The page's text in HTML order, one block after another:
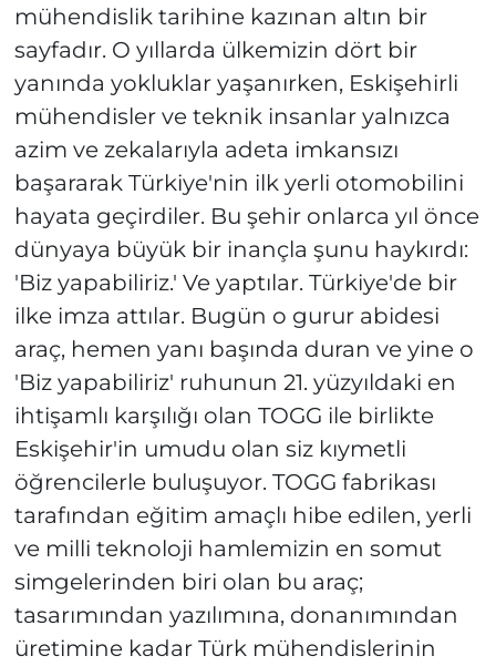
mühendislik tarihine kazınan altın bir
sayfadır. O yıllarda ülkemizin dört bir
yanında yokluklar yaşanırken, Eskişehirli
mühendisler ve teknik insanlar yalnızca
azim ve zekalarıyla adeta imkansızı
başararak Türkiye'nin ilk yerli otomobilini
hayata geçirdiler. Bu şehir onlarca yıl önce
dünyaya büyük bir inançla şunu haykırdı:
'Biz yapabiliriz.' Ve yaptılar. Türkiye'de bir
ilke imza attılar. Bugün o gurur abidesi
araç, hemen yanı başında duran ve yine o
'Biz yapabiliriz' ruhunun 21. yüzyıldaki en
ihtişamlı karşılığı olan TOGG ile birlikte
Eskişehir'in umudu olan siz kıymetli
öğrencilerle buluşuyor. TOGG fabrikası
tarafından eğitim amaçlı hibe edilen, yerli
ve milli teknoloji hamlemizin en somut
simgelerinden biri olan bu araç;
tasarımından yazılımına, donanımından
üretimine kadar Türk mühendislerinin